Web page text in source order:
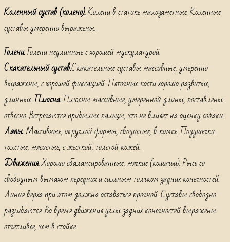
Коленный сустав (колено).Колени в статике малозаметные. Коленные
суставы умеренно выражены.
Голени.Голени недлинные с хорошей мускулатурой.
Скакательный сустав.Скакательные суставы массивные, умеренно
выражены, с хорошей фиксацией. Пяточные кости хорошо развитые,
длинные.Плюсна.Плюсны массивные, умеренной длины, поставлены
отвесно. Встречаются прибылые пальцы, что не влияет на оценку собаки.
Лапы.Массивные, округлой формы, сводистые, в комке. Подушечки
толстые, мясистые, с жесткой, толстой кожей.
Движения.Хорошо сбалансированные, мягкие (кошачьи). Рысь со
свободным вымахом передних и сильным толчком задних конечностей.
Линия верха при этом должна оставаться прочной. Суставы свободно
разгибаются. Во время движения углы задних конечностей выражены
отчетливее, чем в стойке.